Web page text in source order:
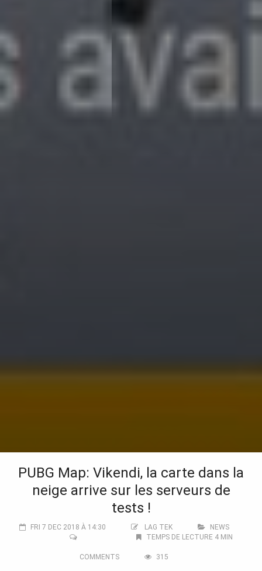
PUBG Map: Vikendi, la carte dans la
neige arrive sur les serveurs de
tests !
FRI 7 DEC 2018 À 14:30 LAG TEK
NEWS
TEMPS DE LECTURE 4 MIN
COMMENTS 315